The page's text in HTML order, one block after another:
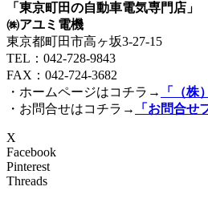
「東京町田の自動車電気専門店」
㈱アユミ電機
東京都町田市高ヶ坂3‐27‐15
TEL：042-728-9843
FAX：042-724-3682
・ホームページはコチラ→
「（株
・お問合せはコチラ→
「お問合せ
X
Facebook
Pinterest
Threads